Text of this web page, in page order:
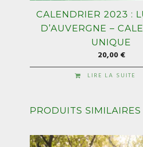
CALENDRIER 2023 :
D’AUVERGNE –
UNIQUE
20,00€
LIRE LA SUITE
PRODUITS SIMILAIRES